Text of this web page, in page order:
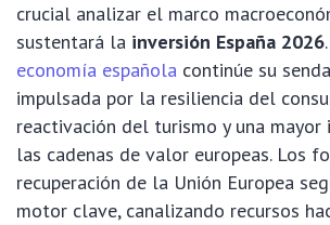
crucial analizar el marco
sustentará la inversión España 2026
economía española continúe su
impulsada por la resiliencia del
reactivación del turismo y una mayor
las cadenas de valor europeas. Los
recuperación de la Unión Europea
motor clave, canalizando recursos